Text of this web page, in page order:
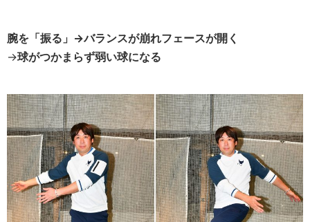
腕を「振る」→バランスが崩れフェースが開く
→球がつかまらず弱い球になる